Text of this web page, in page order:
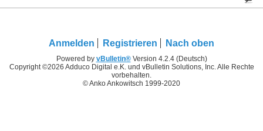
Anmelden Registrieren Nach oben
Powered by vBulletin®Version 4.2.4 (Deutsch)
Copyright ©2026 Adduco Digital e.K. und vBulletin Solutions, Inc. Alle Rechte
vorbehalten.
© Anko Ankowitsch 1999-2020